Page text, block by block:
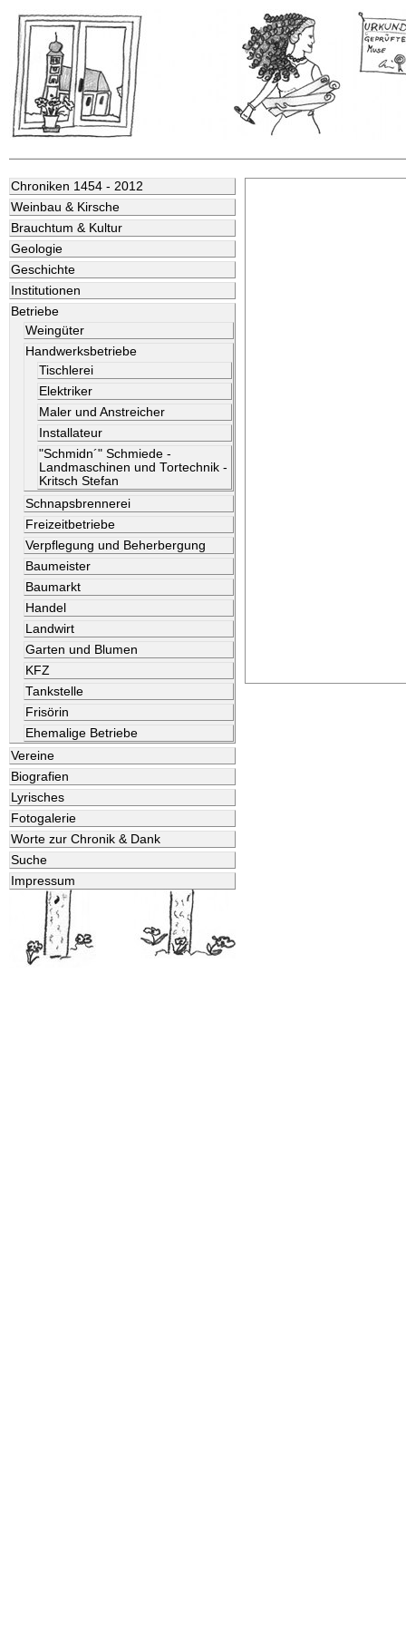
Chroniken 1454 - 2012
Weinbau & Kirsche
Brauchtum & Kultur
Geologie
Geschichte
Institutionen
Betriebe
Weingüter
Handwerksbetriebe
Tischlerei
Elektriker
Maler und Anstreicher
Installateur
"Schmidn´" Schmiede -
Landmaschinen und Tortechnik -
Kritsch Stefan
Schnapsbrennerei
Freizeitbetriebe
Verpflegung und Beherbergung
Baumeister
Baumarkt
Handel
Landwirt
Garten und Blumen
KFZ
Tankstelle
Frisörin
Ehemalige Betriebe
Vereine
Biografien
Lyrisches
Fotogalerie
Worte zur Chronik & Dank
Suche
Impressum